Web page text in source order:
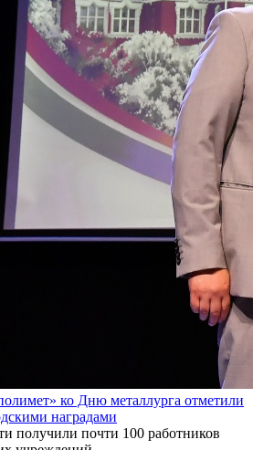
ко Дню металлурга отметили
наградами
получили почти 100 работников